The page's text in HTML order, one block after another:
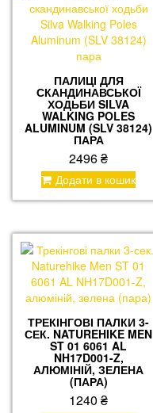
ПАЛИЦІ ДЛЯ
СКАНДИНАВСЬКОЇ
ХОДЬБИ SILVA
WALKING POLES
ALUMINUM (SLV 38124)
ПАРА
2496₴
Додати в кошик
ТРЕКІНГОВІ ПАЛКИ 3-
СЕК. NATUREHIKE MEN
ST 01 6061 AL
NH17D001-Z,
АЛЮМІНІЙ, ЗЕЛЕНА
(ПАРА)
1240₴